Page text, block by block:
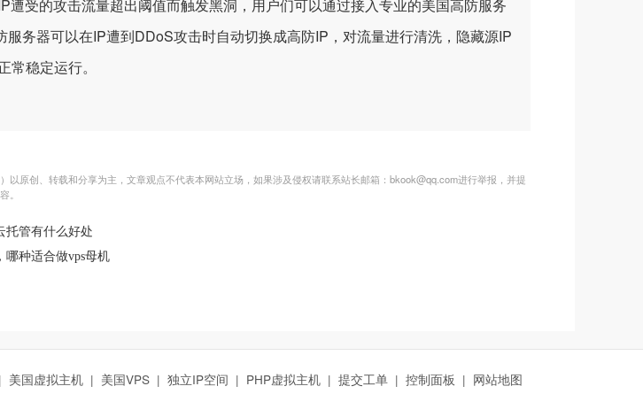
受的攻击流量超出阈值而触发黑洞，用户们可以通过接入专业的美国高防服务
务器可以在IP遭到DDoS攻击时自动切换成高防IP，对流量进行清洗，隐藏源IP
稳定运行。
以原创、转载和分享为主，文章观点不代表本网站立场，如果涉及侵权请联系站长邮箱：bkook@qq.com进行举报，并提
。
托管有什么好处
哪种适合做vps母机
| 美国虚拟主机 | 美国VPS | 独立IP空间 | PHP虚拟主机 | 提交工单 | 控制面板 | 网站地图